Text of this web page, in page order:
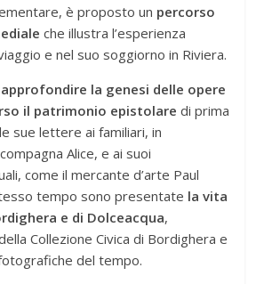
è proposto un percorso
che illustra l’esperienza
e nel suo soggiorno in Riviera.
la genesi delle opere
il patrimonio epistolaredi prima
sue lettere ai familiari, in
Alice, e ai suoi
come il mercante d’arte Paul
tempo sono presentate la vita
e di Dolceacqua,
Collezione Civica di Bordighera e
del tempo.